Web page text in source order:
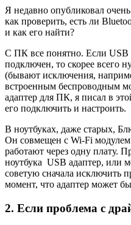
Я недавно опубликовал
как проверить, есть ли
и как его найти?
С ПК все понятно. Если USB
подключен, то скорее всего
(бывают исключения,
встроенным беспроводным
адаптер для ПК, я писал в
его подключить и настроить.
В ноутбуках, даже старых,
Он совмещен с Wi-Fi
работают через одну плату.
ноутбука USB адаптер, или
советую сначала исключить
момент, что адаптер может
2. Если проблема с